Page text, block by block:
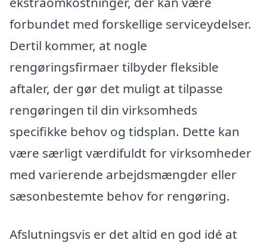
forbundet med forskellige serviceydelser.
Dertil kommer, at nogle
rengøringsfirmaer tilbyder fleksible
aftaler, der gør det muligt at tilpasse
rengøringen til din virksomheds
specifikke behov og tidsplan. Dette kan
være særligt værdifuldt for virksomheder
med varierende arbejdsmængder eller
sæsonbestemte behov for rengøring.
Afslutningsvis er det altid en god idé at